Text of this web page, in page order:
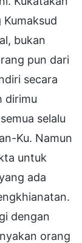
bukan
pun dari
secara
dirimu
selalu
Ku. Namun
untuk
ada
dengan
orang